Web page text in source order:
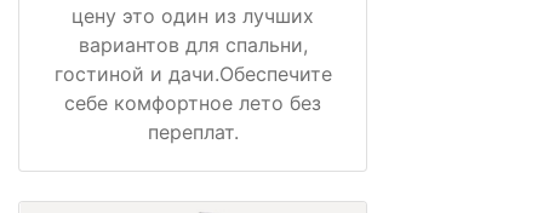
цену это один из лучших
вариантов для спальни,
гостиной и дачи.Обеспечите
себе комфортное лето без
переплат.